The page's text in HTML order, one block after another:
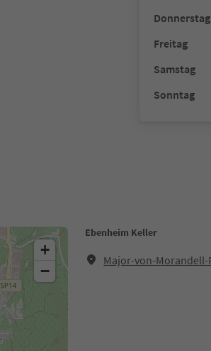
Donnerstag
Freitag
Samstag
Sonntag
Ebenheim Keller
Major-von-Morandell-
+
−